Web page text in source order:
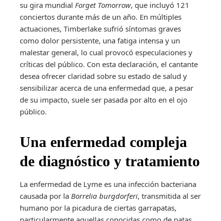
su gira mundial Forget Tomorrow, que incluyó 121
conciertos durante más de un año. En múltiples
actuaciones, Timberlake sufrió síntomas graves
como dolor persistente, una fatiga intensa y un
malestar general, lo cual provocó especulaciones y
críticas del público. Con esta declaración, el cantante
desea ofrecer claridad sobre su estado de salud y
sensibilizar acerca de una enfermedad que, a pesar
de su impacto, suele ser pasada por alto en el ojo
público.
Una enfermedad compleja
de diagnóstico y tratamiento
La enfermedad de Lyme es una infección bacteriana
causada por la Borrelia burgdorferi, transmitida al ser
humano por la picadura de ciertas garrapatas,